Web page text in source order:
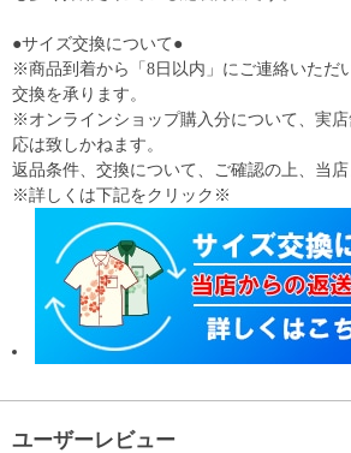
●サイズ交換について●
※商品到着から「8日以内」にご連絡いただ
交換を承ります。
※オンラインショップ購入分について、実
応は致しかねます。
返品条件、交換について、ご確認の上、当店
※詳しくは下記をクリック※
ユーザーレビュー